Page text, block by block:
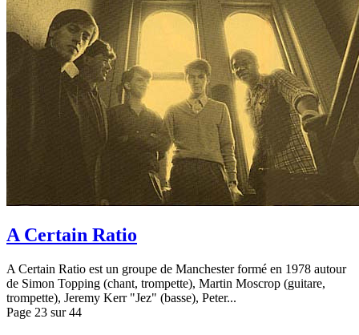
A Certain Ratio
A Certain Ratio est un groupe de Manchester formé en 1978 autour
de Simon Topping (chant, trompette), Martin Moscrop (guitare,
trompette), Jeremy Kerr "Jez" (basse), Peter...
Page 23 sur 44